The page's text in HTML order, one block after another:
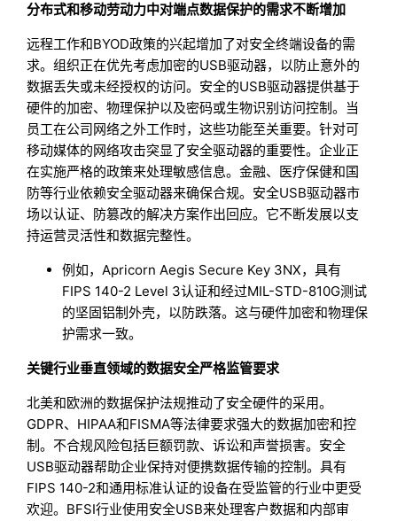
分布式和移动劳动力中对端点数据保护的需求不断增加
远程工作和BYOD政策的兴起增加了对安全终端设备的需
求。组织正在优先考虑加密的USB驱动器，以防止意外的
数据丢失或未经授权的访问。安全的USB驱动器提供基于
硬件的加密、物理保护以及密码或生物识别访问控制。当
员工在公司网络之外工作时，这些功能至关重要。针对可
移动媒体的网络攻击突显了安全驱动器的重要性。企业正
在实施严格的政策来处理敏感信息。金融、医疗保健和国
防等行业依赖安全驱动器来确保合规。安全USB驱动器市
场以认证、防篡改的解决方案作出回应。它不断发展以支
持运营灵活性和数据完整性。
例如，Apricorn Aegis Secure Key 3NX，具有
FIPS 140-2 Level 3认证和经过MIL-STD-810G测试
的坚固铝制外壳，以防跌落。这与硬件加密和物理保
护需求一致。
关键行业垂直领域的数据安全严格监管要求
北美和欧洲的数据保护法规推动了安全硬件的采用。
GDPR、HIPAA和FISMA等法律要求强大的数据加密和控
制。不合规风险包括巨额罚款、诉讼和声誉损害。安全
USB驱动器帮助企业保持对便携数据传输的控制。具有
FIPS 140-2和通用标准认证的设备在受监管的行业中更受
欢迎。BFSI行业使用安全USB来处理客户数据和内部审